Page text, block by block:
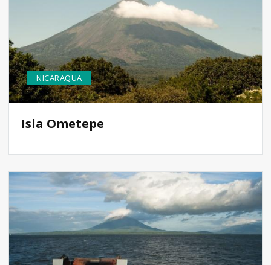
Isla Ometepe
NICARAQUA